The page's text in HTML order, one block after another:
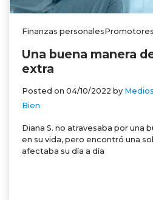
Finanzas personalesPromotores
Una buena manera
extra
Posted on 04/10/2022 by
Bien
Diana S. no atravesaba por una
en su vida, pero encontró una
afectaba su día a día